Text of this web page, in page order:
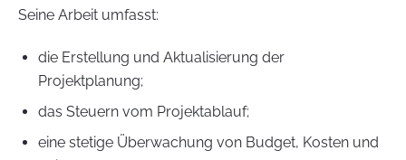
Seine Arbeit umfasst:
die Erstellung und Aktualisierung der
Projektplanung;
das Steuern vom Projektablauf;
eine stetige Überwachung von Budget, Kosten und